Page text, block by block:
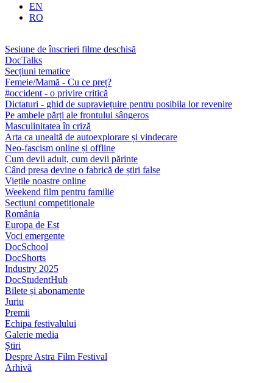
EN
RO
Sesiune de înscrieri filme deschisă
DocTalks
Secțiuni tematice
Femeie/Mamă - Cu ce preț?
#occident - o privire critică
Dictaturi - ghid de supraviețuire pentru posibila lor revenire
Pe ambele părți ale frontului sângeros
Masculinitatea în criză
Arta ca unealtă de autoexplorare și vindecare
Neo-fascism online și offline
Cum devii adult, cum devii părinte
Când presa devine o fabrică de știri false
Viețile noastre online
Weekend film pentru familie
Secțiuni competiționale
România
Europa de Est
Voci emergente
DocSchool
DocShorts
Industry 2025
DocStudentHub
Bilete și abonamente
Juriu
Premii
Echipa festivalului
Galerie media
Știri
Despre Astra Film Festival
Arhivă